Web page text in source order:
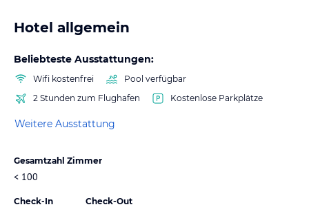
Hotel allgemein
Beliebteste Ausstattungen:
Wifi kostenfrei
Pool verfügbar
2 Stunden zum Flughafen
Kostenlose Parkplätze
Weitere Ausstattung
Gesamtzahl Zimmer
< 100
Check-In Check-Out